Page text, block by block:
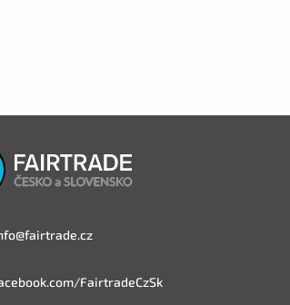
FairtradeCzSk